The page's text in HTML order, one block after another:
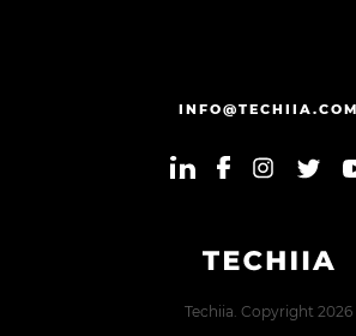
Techiia. Copyright 2026
INFO@TECHIIA.COM